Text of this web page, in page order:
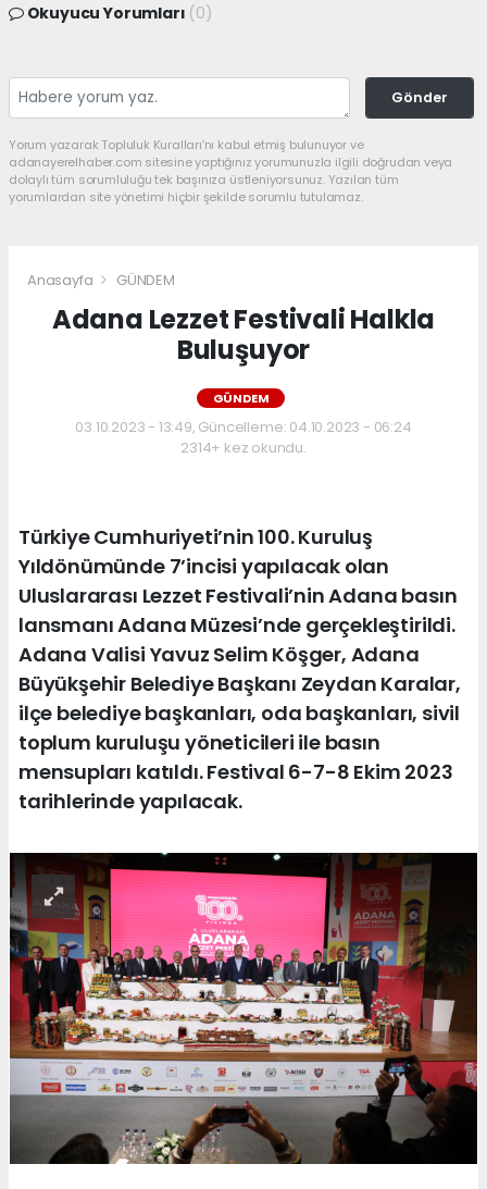
Okuyucu Yorumları (0)
Gönder
Yorum yazarak Topluluk Kuralları’nı kabul etmiş bulunuyor ve
adanayerelhaber.com sitesine yaptığınız yorumunuzla ilgili doğrudan veya
dolaylı tüm sorumluluğu tek başınıza üstleniyorsunuz. Yazılan tüm
yorumlardan site yönetimi hiçbir şekilde sorumlu tutulamaz.
Anasayfa GÜNDEM
Adana Lezzet Festivali Halkla
Buluşuyor
GÜNDEM
03.10.2023 - 13:49, Güncelleme: 04.10.2023 - 06:24
2314+ kez okundu.
Türkiye Cumhuriyeti’nin 100. Kuruluş
Yıldönümünde 7’incisi yapılacak olan
Uluslararası Lezzet Festivali’nin Adana basın
lansmanı Adana Müzesi’nde gerçekleştirildi.
Adana Valisi Yavuz Selim Köşger, Adana
Büyükşehir Belediye Başkanı Zeydan Karalar,
ilçe belediye başkanları, oda başkanları, sivil
toplum kuruluşu yöneticileri ile basın
mensupları katıldı. Festival 6-7-8 Ekim 2023
tarihlerinde yapılacak.